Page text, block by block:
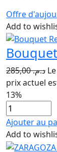
Offre
Add to
د.م.285,00
13%
Ajouter au
Add to